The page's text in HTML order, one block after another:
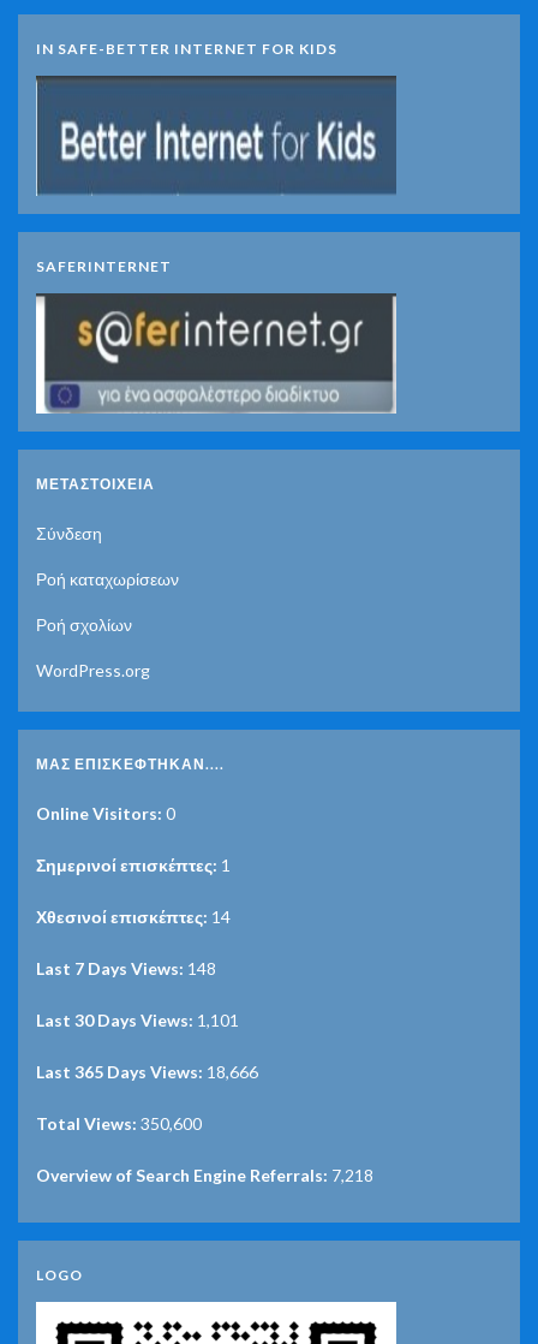
IN SAFE-BETTER INTERNET FOR KIDS
SAFERINTERNET
ΜΕΤΑΣΤΟΙΧΕΊΑ
Σύνδεση
Ροή καταχωρίσεων
Ροή σχολίων
WordPress.org
ΜΑΣ ΕΠΙΣΚΈΦΤΗΚΑΝ....
Online Visitors: 0
Σημερινοί επισκέπτες: 1
Χθεσινοί επισκέπτες: 14
Last 7 Days Views: 148
Last 30 Days Views: 1,101
Last 365 Days Views: 18,666
Total Views: 350,600
Overview of Search Engine Referrals: 7,218
LOGO